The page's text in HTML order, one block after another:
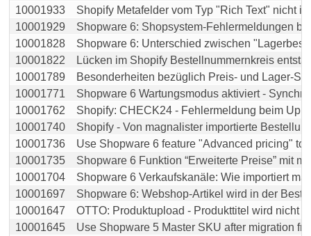
10001933
Shopify Metafelder vom Typ "Rich Text" nicht
10001929
Shopware 6: Shopsystem-Fehlermeldungen
10001828
Shopware 6: Unterschied zwischen
10001822
Lücken im Shopify Bestellnummernkreis
10001789
Besonderheiten bezüglich Preis- und Lager-
10001771
Shopware 6 Wartungsmodus aktiviert -
10001762
Shopify: CHECK24 - Fehlermeldung beim
10001740
Shopify - Von magnalister importierte
10001736
Use Shopware 6 feature "Advanced pricing"
10001735
Shopware 6 Funktion “Erweiterte Preise” mit
10001704
Shopware 6 Verkaufskanäle: Wie importiert
10001697
Shopware 6: Webshop-Artikel wird in der
10001647
OTTO: Produktupload - Produkttitel wird nicht
10001645
Use Shopware 5 Master SKU after migration